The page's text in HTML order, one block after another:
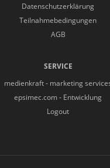
Datenschutzerklärung
Teilnahmebedingungen
AGB
SERVICE
medienkraft - marketing
epsimec.com - Entwicklung
Logout